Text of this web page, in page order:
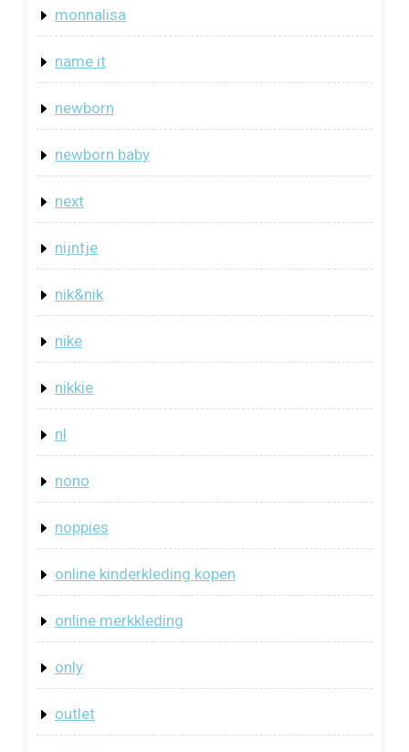
monnalisa
name it
newborn
newborn baby
next
nijntje
nik&nik
nike
nikkie
nl
nono
noppies
online kinderkleding kopen
online merkkleding
only
outlet